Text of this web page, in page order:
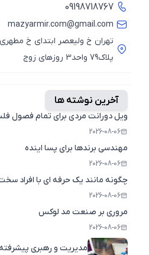
09198718767
mazyarmir.com@gmail.com
تهران خ ولیعصر ابتدای خ مطهری
پلاک79 واحد3 روزهای زوج
آخرین نوشته ها
ویل دورانت مردی برای تمام فصول فلسفه
2026-08-06
مهندسی برندها برای پسا اینده
2026-08-06
چگونه مانند یک حرفه ای با افراد سخت
2026-08-06
مروری بر صنعت مد لوکس
2026-08-06
مدیریت و رهبری پیشرفته